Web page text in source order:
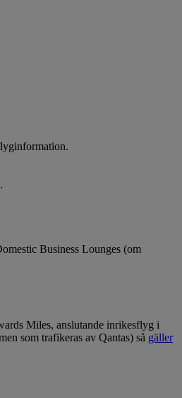
Business Lounges (om
Miles, anslutande inrikesflyg i
som trafikeras av Qantas) så gäller